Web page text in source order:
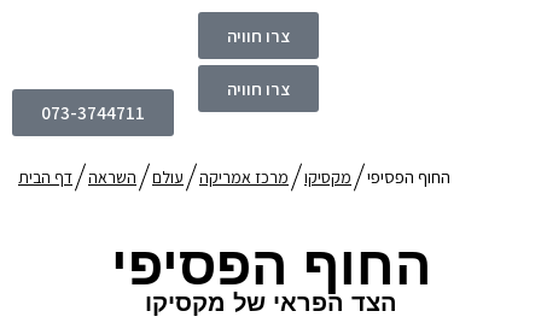
צרו חוויה
צרו חוויה
073-3744711
דף הבית השראה עולם מרכז אמריקה מקסיקו החוף הפסיפי
החוף הפסיפי
הצד הפראי של מקסיקו